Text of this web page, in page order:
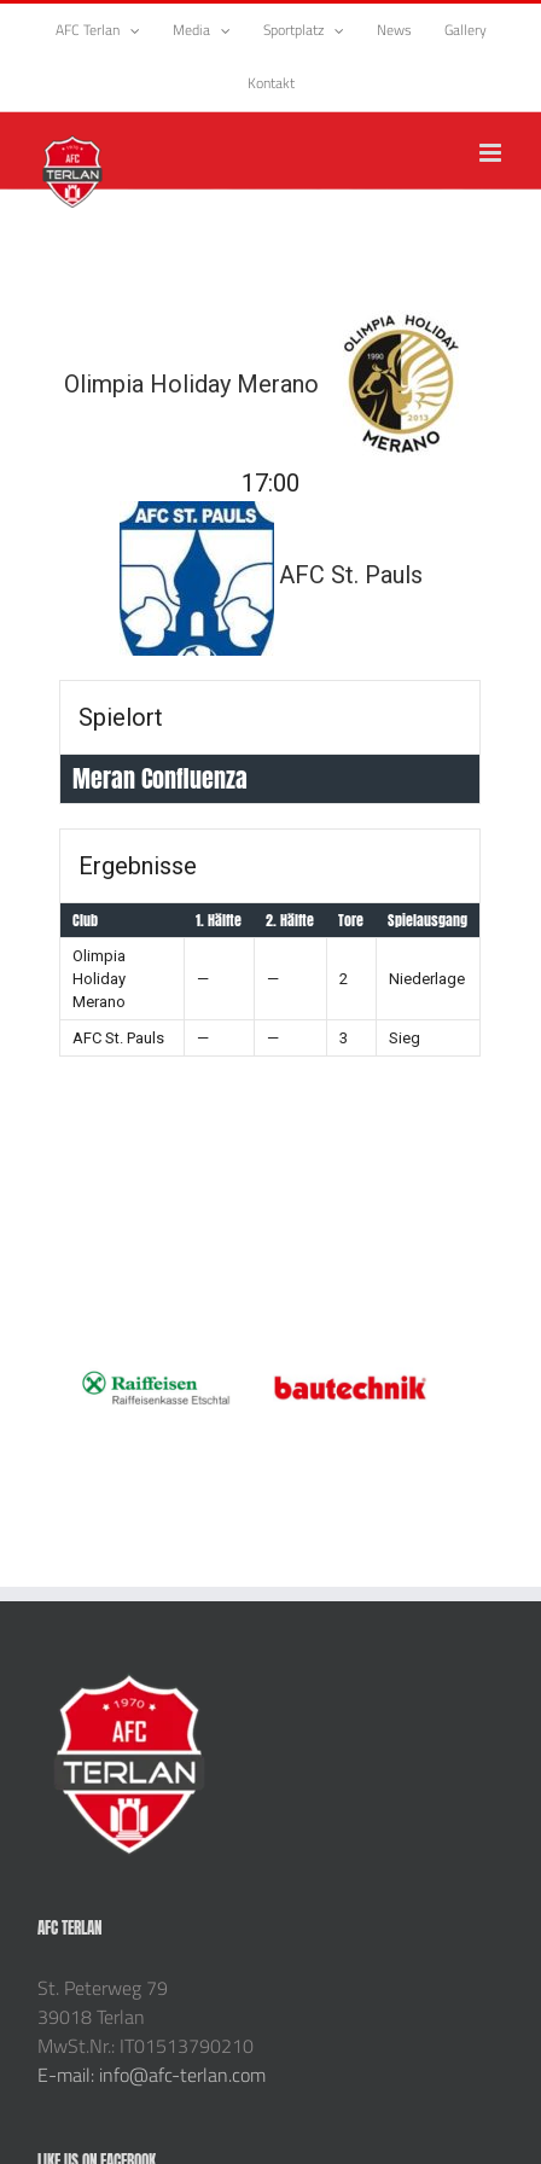
Zum
AFC Terlan Media Sportplatz News Gallery
Kontakt
Olimpia Holiday Merano
17:00
AFC St. Pauls
Spielort
Meran Confluenza
Ergebnisse
Club 1. Hälfte 2. Hälfte Tore Spielausgang
Olimpia
Holiday
Merano
— — 2 Niederlage
AFC St. Pauls — — 3 Sieg
AFC TERLAN
St. Peterweg 79
39018 Terlan
MwSt.Nr.: IT01513790210
E-mail: info@afc-terlan.com